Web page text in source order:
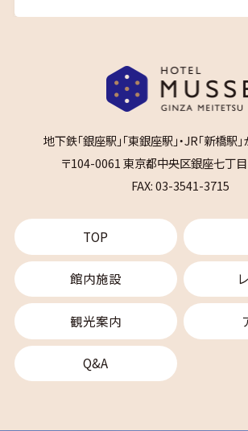
地下鉄「銀座駅」「東銀座駅」・JR「新橋駅
〒104-0061 東京都中央区銀座七丁
FAX: 03-3541-3715
TOP
館内施設
観光案内
Q&A